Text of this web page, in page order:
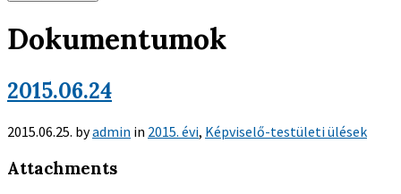
Dokumentumok
2015.06.24
2015.06.25. byadmin in 2015. évi, Képviselő-testületi ülések
Attachments